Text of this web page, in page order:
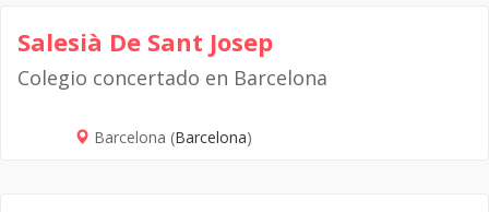
Salesià De Sant Josep
Colegio concertado en Barcelona
Barcelona (Barcelona)